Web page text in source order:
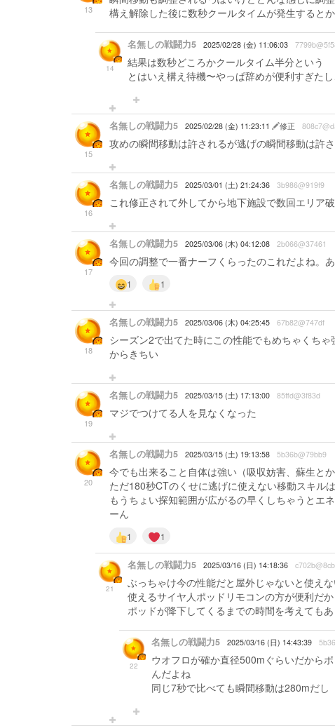
13
構え解除した後に数秒クールタイムが発生すると
14
名無しの戦闘力5 2025/02/28 (金) 11:06:03
結果は数秒どころかクールタイム半分という
とはいえ構え待機〜やっぱ辞めが便利すぎた
15
名無しの戦闘力5 2025/02/28 (金) 11:23:11 修正
攻めの瞬間移動は許されるが逃げの瞬間移動は許
16
名無しの戦闘力5 2025/03/01 (土) 21:24:36 3b986@919f9
これ修正されて外してから地下施設で数回エリア
17
名無しの戦闘力5 2025/03/06 (木) 04:12:08 2b066@37461
今回の調整で一番ナーフくらったのこれだよね。
1 1
18
名無しの戦闘力5 2025/03/06 (木) 04:25:45 67b82@747df
シーズン2で出てた時にこの性能でもめちゃくち
からきちい
19
名無しの戦闘力5 2025/03/15 (土) 17:13:00 85ffd@3f83d
マジでつけてる人を見なくなった
20
名無しの戦闘力5 2025/03/15 (土) 19:13:58 5b36b@79bb9
今でも出来ること自体は強い（吸収妨害、蘇生とか
ただ180秒CTのくせに逃げに使えない移動スキル
もうちょい探知範囲が広がるの早くしちゃうとエ
ーん
1 1
21
名無しの戦闘力5 2025/03/16 (日) 14:18:36
ぶっちゃけ今の性能だと屋外じゃないと使え
使えるサイヤ人ポッドリモコンの方が便利だ
ポッドが降下してくるまでの時間を考えても
22
名無しの戦闘力5 2025/03/16 (日) 14:43:39
ウオフロが確か直径500mぐらいだから
んだよね
同じ7秒で比べても瞬間移動は280mだし